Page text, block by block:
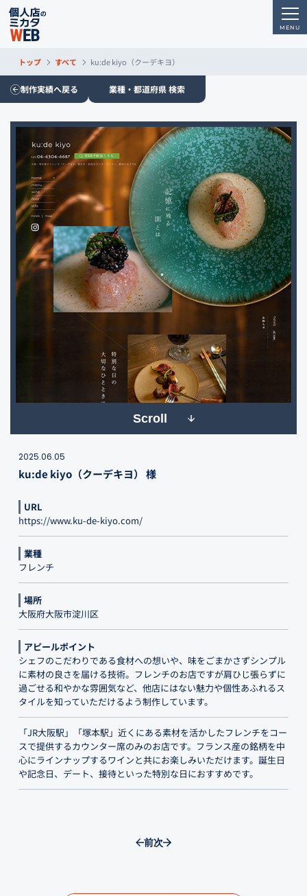
トップ すべて ku:de kiyo（クーデキヨ）
制作実績へ戻る 業種・都道府県 検索
Scroll
2025.06.05
ku:de kiyo（クーデキヨ） 様
URL
https://www.ku-de-kiyo.com/
業種
フレンチ
場所
大阪府大阪市淀川区
アピールポイント
シェフのこだわりである食材への想いや、味をごまかさずシンプル
に素材の良さを届ける技術。フレンチのお店ですが肩ひじ張らずに
過ごせる和やかな雰囲気など、他店にはない魅力や個性あふれるス
タイルを知っていただけるよう制作しています。
「JR大阪駅」「塚本駅」近くにある素材を活かしたフレンチをコー
スで提供するカウンター席のみのお店です。フランス産の銘柄を中
心にラインナップするワインと共にお楽しみいただけます。誕生日
や記念日、デート、接待といった特別な日におすすめです。
前次